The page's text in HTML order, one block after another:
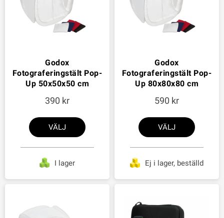
Godox
Fotograferingstält Pop-
Up 50x50x50 cm
390
VÄLJ
I lager
Godox
Fotograferingstält Pop-
Up 80x80x80 cm
590
VÄLJ
Ej i lager, beställd